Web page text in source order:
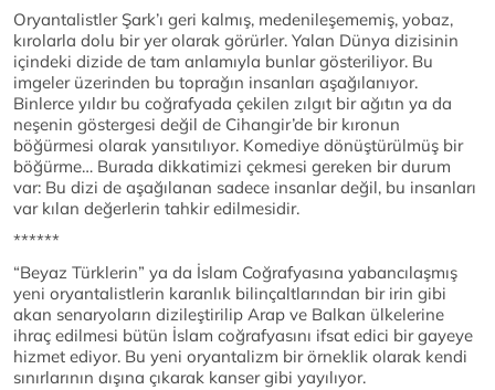
Oryantalistler Şark’ı geri kalmış, medenileşememiş, yobaz,
kırolarla dolu bir yer olarak görürler. Yalan Dünya dizisinin
içindeki dizide de tam anlamıyla bunlar gösteriliyor. Bu
imgeler üzerinden bu toprağın insanları aşağılanıyor.
Binlerce yıldır bu coğrafyada çekilen zılgıt bir ağıtın ya da
neşenin göstergesi değil de Cihangir’de bir kıronun
böğürmesi olarak yansıtılıyor. Komediye dönüştürülmüş bir
böğürme… Burada dikkatimizi çekmesi gereken bir durum
var: Bu dizi de aşağılanan sadece insanlar değil, bu insanları
var kılan değerlerin tahkir edilmesidir.
******
“Beyaz Türklerin” ya da İslam Coğrafyasına yabancılaşmış
yeni oryantalistlerin karanlık bilinçaltlarından bir irin gibi
akan senaryoların dizileştirilip Arap ve Balkan ülkelerine
ihraç edilmesi bütün İslam coğrafyasını ifsat edici bir gayeye
hizmet ediyor. Bu yeni oryantalizm bir örneklik olarak kendi
sınırlarının dışına çıkarak kanser gibi yayılıyor.